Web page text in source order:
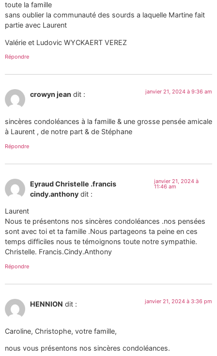
toute la famille
sans oublier la communauté des sourds a laquelle Martine fait
partie avec Laurent
Valérie et Ludovic WYCKAERT VEREZ
Répondre
crowyn jean dit : janvier 21, 2024 à 9:36 am
sincères condoléances à la famille & une grosse pensée amicale
à Laurent , de notre part & de Stéphane
Répondre
Eyraud Christelle .francis
cindy.anthony dit :
janvier 21, 2024 à
11:46 am
Laurent
Nous te présentons nos sincères condoléances .nos pensées
sont avec toi et ta famille .Nous partageons ta peine en ces
temps difficiles nous te témoignons toute notre sympathie.
Christelle. Francis.Cindy.Anthony
Répondre
HENNION dit : janvier 21, 2024 à 3:36 pm
Caroline, Christophe, votre famille,
nous vous présentons nos sincères condoléances.